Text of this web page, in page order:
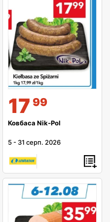
17 99
Ковбаса Nik-Pol
5 - 31 серп. 2026